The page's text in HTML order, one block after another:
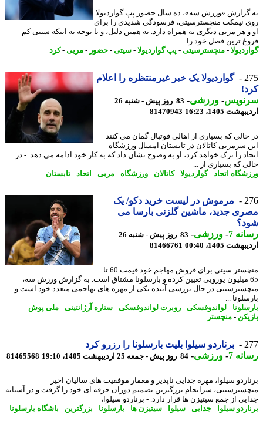
«ورزش سه»، ده سال حضور پپ گواردیولا
نیمکت منچسترسیتی، فرسودگی شدیدی را برای
هر مربی دیگری به همراه دارد. به همین دلیل، و با توجه به اینکه سیتی کم
ترین فصل خود را ...
-منچسترسیتی-پپ گواردیولا -سیتی-حضور-مربی- کرد
گواردیولا یک خبر غیرمنتظره را اعلام
-ورزشی-
83 روز پیش - شنبه 26
1405، 16:23
81470943
که بسیاری از اهالی فوتبال گمان می کنند
سرمربی کاتالان در تابستان امسال ورزشگاه
را ترک خواهد کرد، او به وضوح نشان داد که به کار خود ادامه می دهد. - در
که بسیاری از ...
اتحاد -گواردیولا -کاتالان-ورزشگاه-مربی- اتحاد -تابستان
مرموش در لیست خرید دکو/ یک
جدید، ماشین گلزنی بارسا می
7
-ورزشی-
83 روز پیش - شنبه 26
1405، 00:40
81466761
منچستر سیتی برای فروش مهاجم خود قیمت 60 تا
میلیون یورویی تعیین کرده و بارسلونا مشتاق است. به گزارش ورزش سه،
در حال بررسی آینده یکی از مهره های تهاجمی متعدد خود است و
...
-لواندوفسکی-روبرت لواندوفسکی-ستاره آرژانتینی-ملی پوش-
-منچستر
برناردو سیلوا بلیت بارسلونا را رزرو کرد
7
-ورزشی-84 روز پیش - جمعه 25 اردیبهشت 1405، 19:10 81465568
سیلوا، مهره جدایی ناپذیر و معمار موفقیت های سالیان اخیر
سرانجام بزرگترین تصمیم دوران حرفه ای خود را گرفت و در آستانه
از جمع سیتیزن ها قرار دارد. - برناردو سیلوا،
سیلوا-جدایی- سیلوا-سیتیزن ها - بارسلونا-بزرگترین- باشگاه بارسلونا